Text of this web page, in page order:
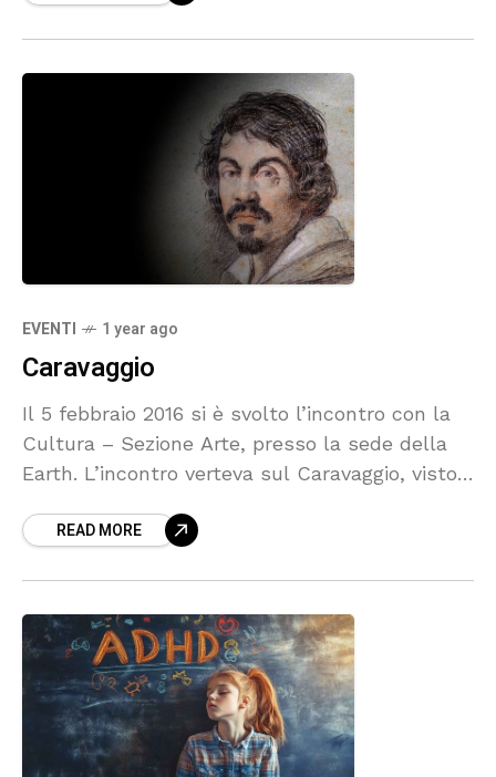
EVENTI 1 year ago
Caravaggio
Il 5 febbraio 2016 si è svolto l’incontro con la
Cultura – Sezione Arte, presso la sede della
Earth. L’incontro verteva sul Caravaggio, visto
READ MORE